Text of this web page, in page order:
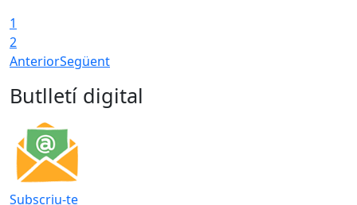
1
2
AnteriorSegüent
Butlletí digital
Subscriu-te